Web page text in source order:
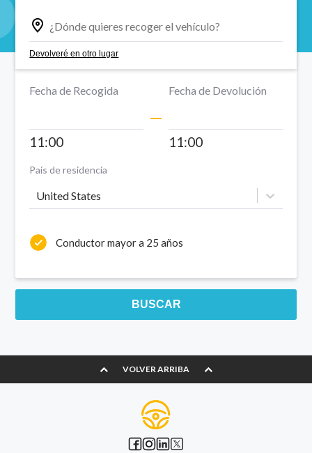
Devolveré en otro lugar
Fecha de Recogida
11:00
Fecha de Devolución
11:00
País de residencia
United States
Conductor mayor a 25 años
BUSCAR
VOLVER ARRIBA